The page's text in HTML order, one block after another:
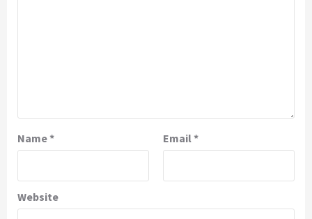
Name* Email*
Website